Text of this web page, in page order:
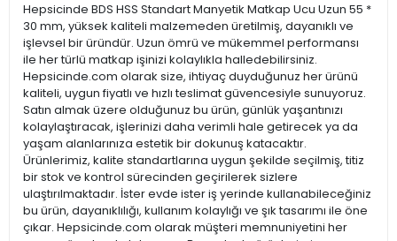
Hepsicinde BDS HSS Standart Manyetik Matkap Ucu Uzun 55 *
30 mm, yüksek kaliteli malzemeden üretilmiş, dayanıklı ve
işlevsel bir üründür. Uzun ömrü ve mükemmel performansı
ile her türlü matkap işinizi kolaylıkla halledebilirsiniz.
Hepsicinde.com olarak size, ihtiyaç duyduğunuz her ürünü
kaliteli, uygun fiyatlı ve hızlı teslimat güvencesiyle sunuyoruz.
Satın almak üzere olduğunuz bu ürün, günlük yaşantınızı
kolaylaştıracak, işlerinizi daha verimli hale getirecek ya da
yaşam alanlarınıza estetik bir dokunuş katacaktır.
Ürünlerimiz, kalite standartlarına uygun şekilde seçilmiş, titiz
bir stok ve kontrol sürecinden geçirilerek sizlere
ulaştırılmaktadır. İster evde ister iş yerinde kullanabileceğiniz
bu ürün, dayanıklılığı, kullanım kolaylığı ve şık tasarımı ile öne
çıkar. Hepsicinde.com olarak müşteri memnuniyetini her